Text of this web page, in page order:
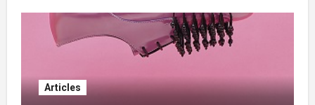
Articles